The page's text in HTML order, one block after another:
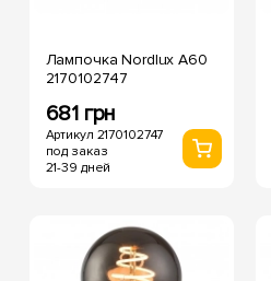
Лампочка Nordlux А60
2170102747
681 грн
Артикул 2170102747
под заказ
21-39 дней